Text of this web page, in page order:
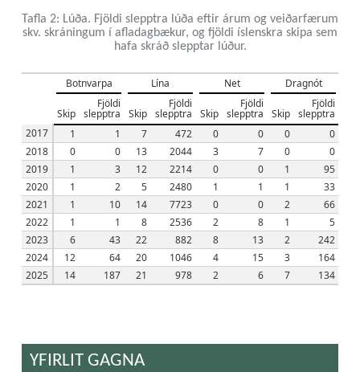
Tafla 2: Lúða. Fjöldi slepptra lúða eftir árum og veiðarfærum
skv. skráningum í afladagbækur, og fjöldi íslenskra skipa sem
hafa skráð slepptar lúður.
Botnvarpa Lína Net Dragnót
Skip
Fjöldi
slepptra Skip
Fjöldi
slepptra Skip
Fjöldi
slepptra Skip
Fjöldi
slepptra
2017
1 1 7 472 0 0 0
0
2018
0 0 13 2044 3 7 0 0
2019
1 3 12 2214 0 0 1 95
2020
1 2 5 2480 1 1 1
33
2021
1 10 14 7723 0 0 2 66
2022
1 1 8 2536 2 8 1 5
2023
6 43 22 882 8 13 2 242
2024
12 64 20 1046 4 15 3 164
2025
14 187 21 978 2 6 7 134
YFIRLIT GAGNA